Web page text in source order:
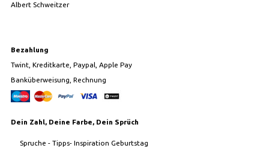
Albert Schweitzer
Bezahlung
Twint, Kreditkarte, Paypal, Apple Pay
Banküberweisung, Rechnung
Dein Zahl, Deine Farbe, Dein Sprüch
Spruche - Tipps- Inspiration Geburtstag